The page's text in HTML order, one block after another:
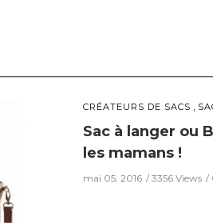
CRÉATEURS DE SACS
Sac à langer ou
les mamans !
mai 05, 2016 3356 Views